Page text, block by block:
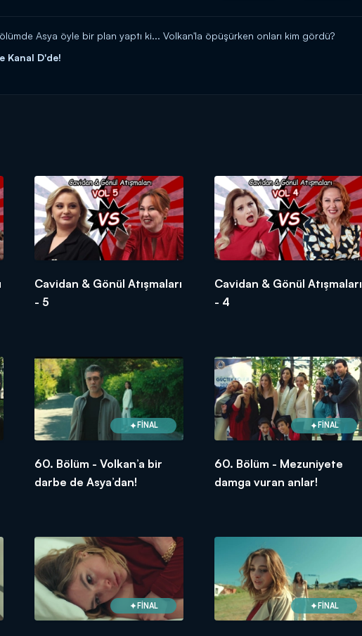
Asya öyle bir plan yaptı ki... Volkan'la öpüşürken onları kim gördü?
Kanal D'de!
Cavidan & Gönül Atışmaları
- 5
Cavidan & Gönül Atışmaları
- 4
FİNAL
60. Bölüm - Volkan’a bir
darbe de Asya’dan!
FİNAL
60. Bölüm - Mezuniyete
damga vuran anlar!
FİNAL FİNAL